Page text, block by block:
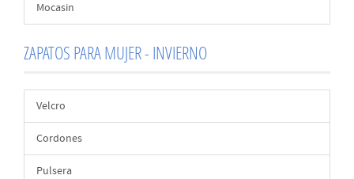
Mocasin
ZAPATOS PARA MUJER - INVIERNO
Velcro
Cordones
Pulsera